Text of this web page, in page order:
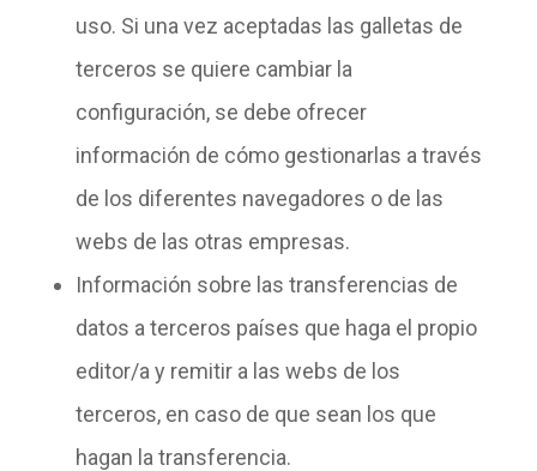
uso. Si una vez aceptadas las galletas de
terceros se quiere cambiar la
configuración, se debe ofrecer
información de cómo gestionarlas a través
de los diferentes navegadores o de las
webs de las otras empresas.
Información sobre las transferencias de
datos a terceros países que haga el propio
editor/a y remitir a las webs de los
terceros, en caso de que sean los que
hagan la transferencia.